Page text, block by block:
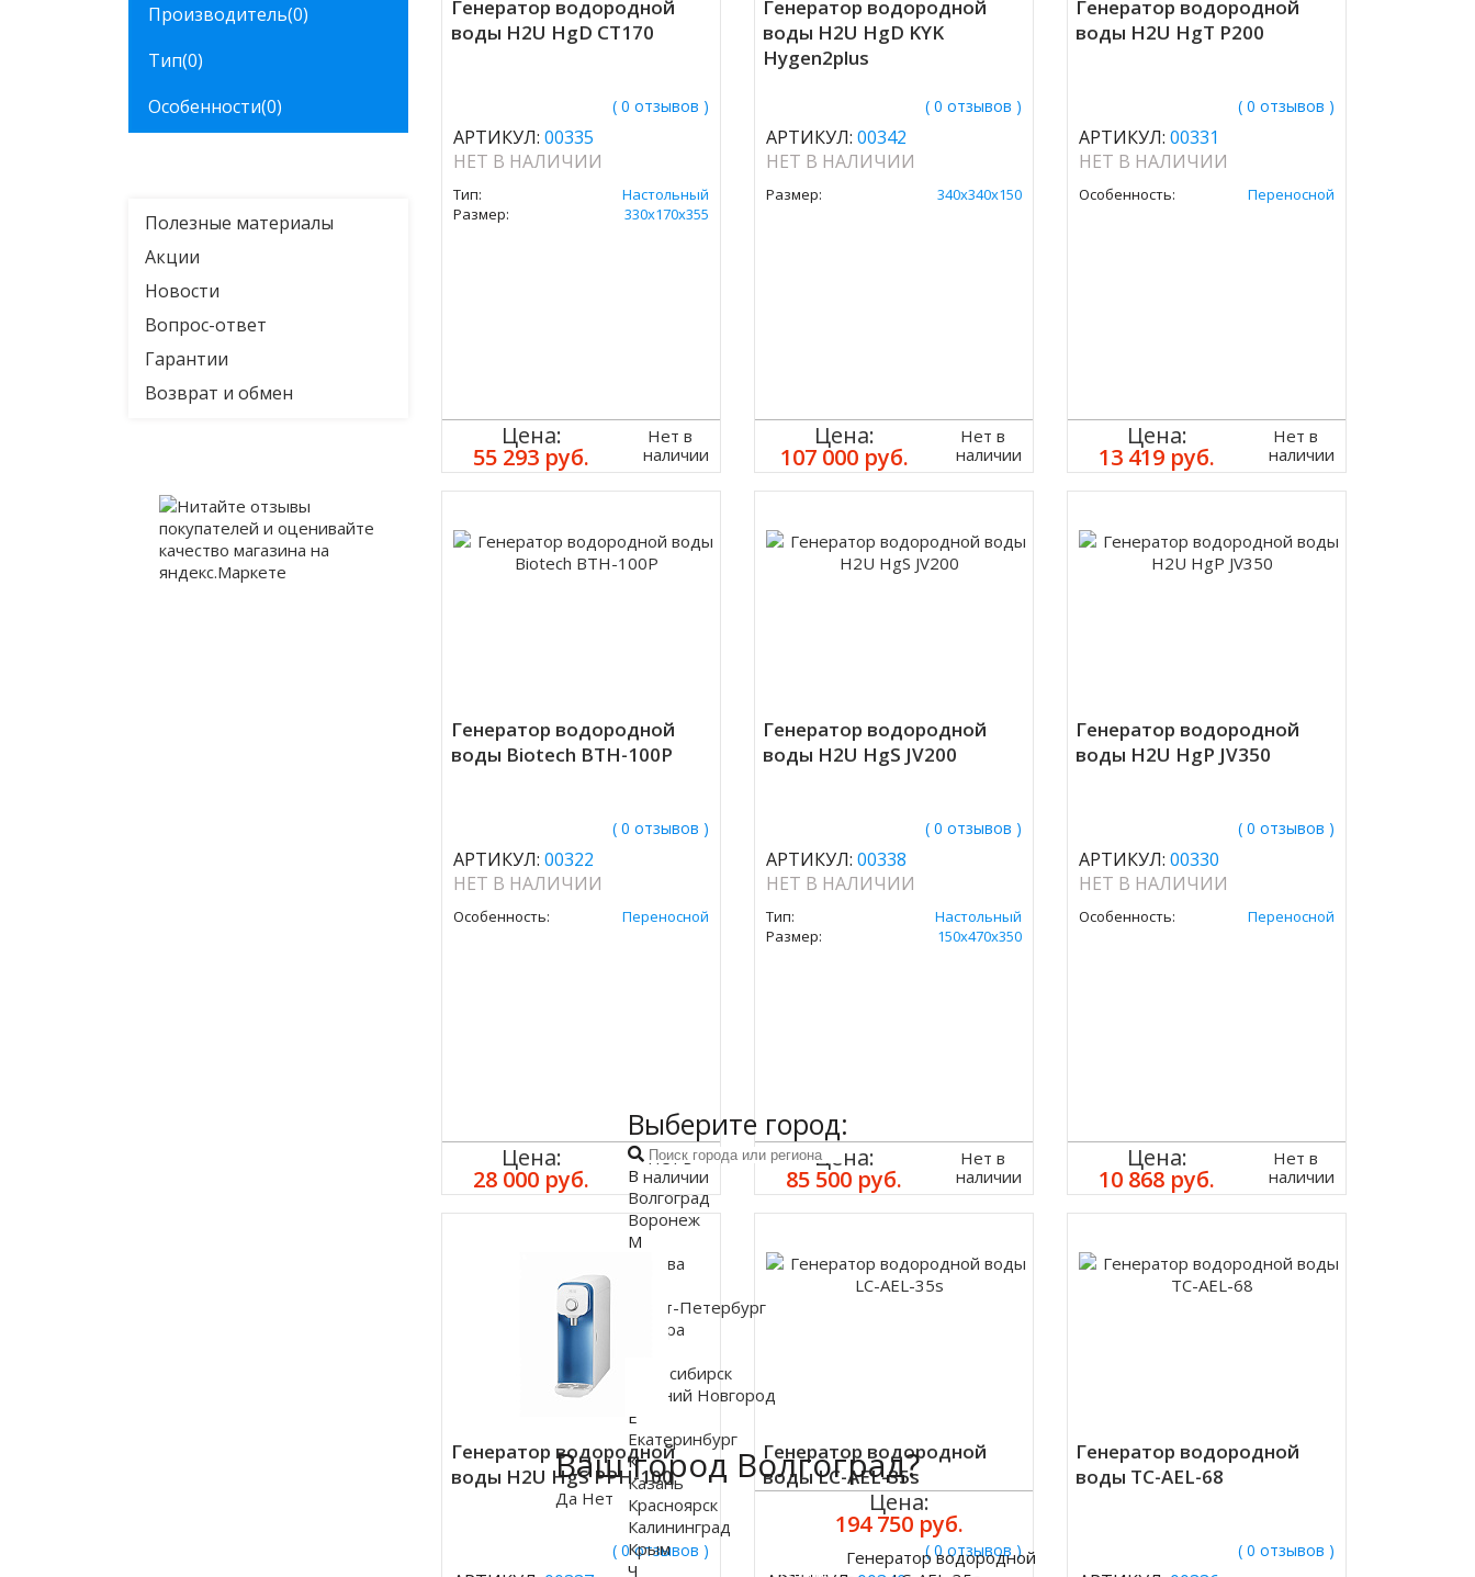
Производитель(0)
Тип(0)
Особенности(0)
Полезные материалы
Акции
Новости
Вопрос-ответ
Гарантии
Возврат и обмен
Генератор водородной
воды H2U HgD CT170
( 0 отзывов )
АРТИКУЛ: 00335
НЕТ В НАЛИЧИИ
Тип:
Настольный
Размер:
330х170х355
Цена:
55 293 руб.
Нет в
наличии
Генератор водородной
воды H2U HgD KYK
Hygen2plus
( 0 отзывов )
АРТИКУЛ: 00342
НЕТ В НАЛИЧИИ
Размер: 340х340х150
Цена:
107 000 руб.
Нет в
наличии
Генератор водородной
воды H2U HgT P200
( 0 отзывов )
АРТИКУЛ: 00331
НЕТ В НАЛИЧИИ
Особенность: Переносной
Цена:
13 419 руб.
Нет в
наличии
Генератор водородной
воды Biotech BTH-100P
( 0 отзывов )
АРТИКУЛ: 00322
НЕТ В НАЛИЧИИ
Особенность: Переносной
Цена:
28 000 руб.
Нет в
наличии
Генератор водородной
воды H2U HgS JV200
( 0 отзывов )
АРТИКУЛ: 00338
НЕТ В НАЛИЧИИ
Тип:
Настольный
Размер:
150х470х350
Цена:
85 500 руб.
Нет в
наличии
Генератор водородной
воды H2U HgP JV350
( 0 отзывов )
АРТИКУЛ: 00330
НЕТ В НАЛИЧИИ
Особенность: Переносной
Цена:
10 868 руб.
Нет в
наличии
Генератор водородной
воды H2U HgS PPH-100
( 0 отзывов )
Генератор водородной
воды LC-AEL-35s
( 0 отзывов )
Цена:
194 750 руб.
Купить
Генератор водородной
Генератор водородной
воды TC-AEL-68
( 0 отзывов )
Ваш город Волгоград?
Да Нет
Выберите город:
В
Волгоград
Воронеж
М
Москва
Санкт-Петербург
Самара
Новосибирск
Нижний Новгород
Е
Екатеринбург
К
Казань
Красноярск
Калининград
Крым
Ч